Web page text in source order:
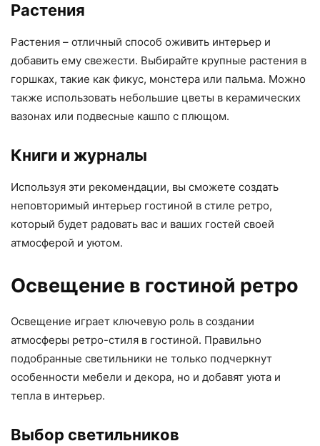
Растения
Растения – отличный способ оживить интерьер и
добавить ему свежести. Выбирайте крупные растения в
горшках, такие как фикус, монстера или пальма. Можно
также использовать небольшие цветы в керамических
вазонах или подвесные кашпо с плющом.
Книги и журналы
Используя эти рекомендации, вы сможете создать
неповторимый интерьер гостиной в стиле ретро,
который будет радовать вас и ваших гостей своей
атмосферой и уютом.
Освещение в гостиной ретро
Освещение играет ключевую роль в создании
атмосферы ретро-стиля в гостиной. Правильно
подобранные светильники не только подчеркнут
особенности мебели и декора, но и добавят уюта и
тепла в интерьер.
Выбор светильников